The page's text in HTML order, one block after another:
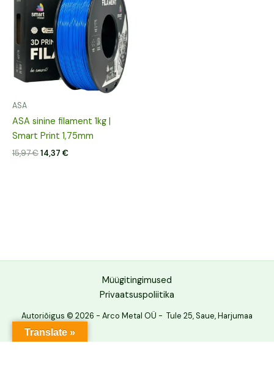
ASA
ASA sinine filament 1kg |
Smart Print 1,75mm
15,97€
15,97 €.
14,37 €
14,37 €.
Müügitingimused
Privaatsuspoliitika
Autoriõigus © 2026 - Arco Metal OÜ - Tule 25, Saue, Harjumaa
Translate »